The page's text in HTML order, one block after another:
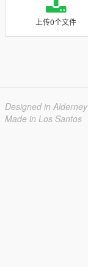
上传0个文件
Designed in Alderney
Made in Los Santos